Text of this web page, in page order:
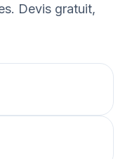
Devis gratuit,